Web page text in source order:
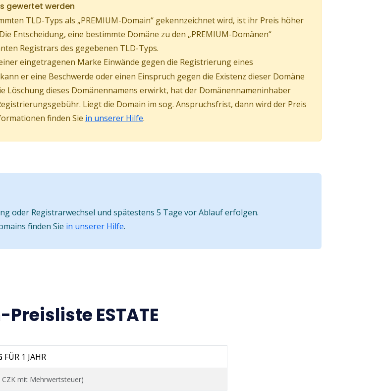
gewertet werden
TLD-Typs als „PREMIUM-Domain“ gekennzeichnet wird, ist ihr Preis höher
Entscheidung, eine bestimmte Domäne zu den „PREMIUM-Domänen“
Registrars des gegebenen TLD-Typs.
eingetragenen Marke Einwände gegen die Registrierung eines
er eine Beschwerde oder einen Einspruch gegen die Existenz dieser Domäne
Löschung dieses Domänennamens erwirkt, hat der Domänennameninhaber
Liegt die Domain im sog. Anspruchsfrist, dann wird der Preis
finden Sie in unserer Hilfe.
oder Registrarwechsel und spätestens 5 Tage vor Ablauf erfolgen.
finden Sie in unserer Hilfe.
ESTATE
FÜR 1 JAHR
CZK mit Mehrwertsteuer)